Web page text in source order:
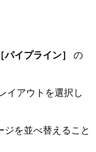
［パイプライン］ の
イアウトを選択し
ジを並べ替えること